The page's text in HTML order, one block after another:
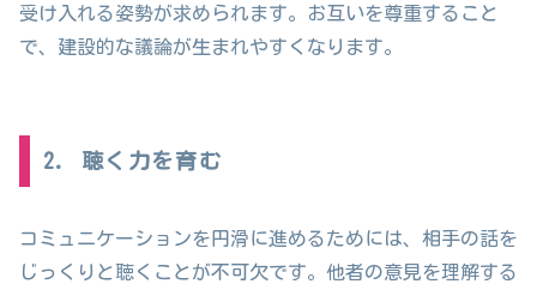
受け入れる姿勢が求められます。お互いを尊重すること
で、建設的な議論が生まれやすくなります。
2. 聴く力を育む
コミュニケーションを円滑に進めるためには、相手の話を
じっくりと聴くことが不可欠です。他者の意見を理解する